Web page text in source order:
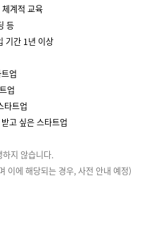
계적 교육
등
기간 1년 이상
업
업
타트업
고 싶은 스타트업
지 않습니다.
이에 해당되는 경우, 사전 안내 예정)